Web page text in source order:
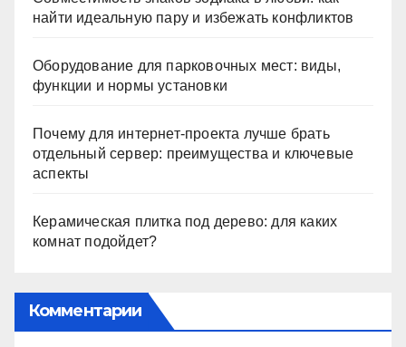
найти идеальную пару и избежать конфликтов
Оборудование для парковочных мест: виды,
функции и нормы установки
Почему для интернет-проекта лучше брать
отдельный сервер: преимущества и ключевые
аспекты
Керамическая плитка под дерево: для каких
комнат подойдет?
Комментарии